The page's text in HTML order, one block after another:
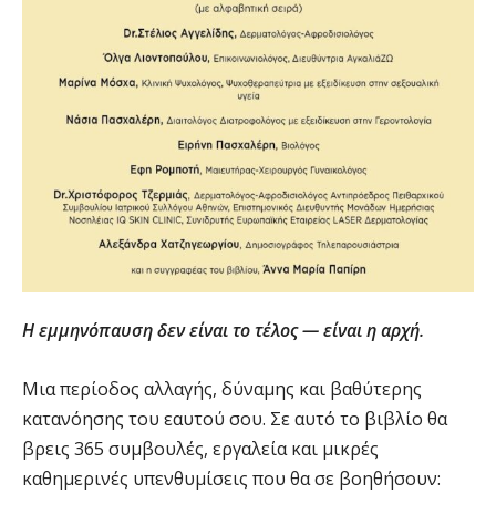
Η εμμηνόπαυση δεν είναι το τέλος — είναι η αρχή.
Μια περίοδος αλλαγής, δύναμης και βαθύτερης
κατανόησης του εαυτού σου. Σε αυτό το βιβλίο θα
βρεις 365 συμβουλές, εργαλεία και μικρές
καθημερινές υπενθυμίσεις που θα σε βοηθήσουν: